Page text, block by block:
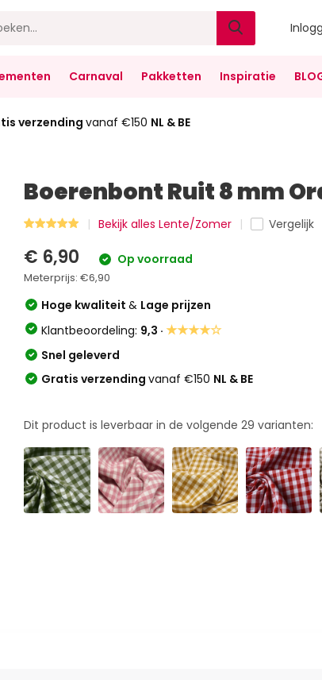
Carnaval Pakketten Inspiratie
verzending vanaf €150 NL & BE
Boerenbont Ruit 8 mm
Bekijk alles Lente/Zomer Vergelijk
€ 6,90 Op voorraad
Meterprijs:€6,90
Hoge kwaliteit& Lage prijzen
Klantbeoordeling: 9,3 ·★★★★☆
Snel geleverd
Gratis verzendingvanaf €150 NL & BE
Dit product is leverbaar in de volgende29 varianten: